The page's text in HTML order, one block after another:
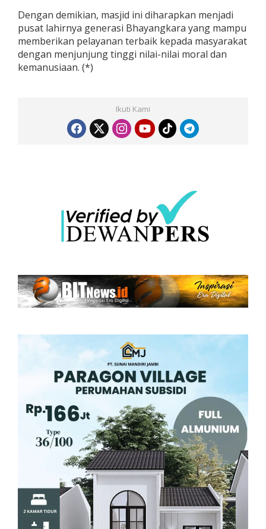
Dengan demikian, masjid ini diharapkan menjadi
pusat lahirnya generasi Bhayangkara yang mampu
memberikan pelayanan terbaik kepada masyarakat
dengan menjunjung tinggi nilai-nilai moral dan
kemanusiaan. (*)
Ikuti Kami